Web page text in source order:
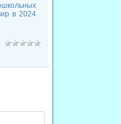
в 2024